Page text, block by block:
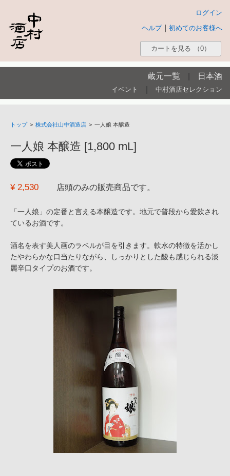
ログイン
初めてのお客様へ
ヘルプ
カートを見る （0）
蔵元一覧 日本酒
イベント 中村酒店セレクション
トップ > 株式会社山中酒造店 > 一人娘 本醸造
一人娘 本醸造 [1,800 mL]
¥ 2,530 店頭のみの販売商品です。
「一人娘」の定番と言える本醸造です。地元で普段から愛飲され
ているお酒です。
酒名を表す美人画のラベルが目を引きます。軟水の特徴を活かし
たやわらかな口当たりながら、しっかりとした酸も感じられる淡
麗辛口タイプのお酒です。